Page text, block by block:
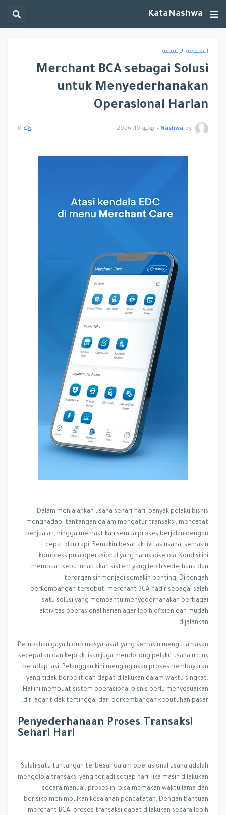
KataNashwa
الصفحة الرئيسية
Merchant BCA sebagai Solusi
untuk Menyederhanakan
Operasional Harian
by
Nashwa
• يونيو 10, 2026 0
Dalam menjalankan usaha sehari-hari, banyak pelaku bisnis
menghadapi tantangan dalam mengatur transaksi, mencatat
penjualan, hingga memastikan semua proses berjalan dengan
cepat dan rapi. Semakin besar aktivitas usaha, semakin
kompleks pula operasional yang harus dikelola. Kondisi ini
membuat kebutuhan akan sistem yang lebih sederhana dan
terorganisir menjadi semakin penting. Di tengah
perkembangan tersebut, merchant BCA hadir sebagai salah
satu solusi yang membantu menyederhanakan berbagai
aktivitas operasional harian agar lebih efisien dan mudah
dijalankan.
Perubahan gaya hidup masyarakat yang semakin mengutamakan
kecepatan dan kepraktisan juga mendorong pelaku usaha untuk
beradaptasi. Pelanggan kini menginginkan proses pembayaran
yang tidak berbelit dan dapat dilakukan dalam waktu singkat.
Hal ini membuat sistem operasional bisnis perlu menyesuaikan
diri agar tidak tertinggal dari perkembangan kebutuhan pasar.
Penyederhanaan Proses Transaksi
Sehari Hari
Salah satu tantangan terbesar dalam operasional usaha adalah
mengelola transaksi yang terjadi setiap hari. Jika masih dilakukan
secara manual, proses ini bisa memakan waktu lama dan
berisiko menimbulkan kesalahan pencatatan. Dengan bantuan
merchant BCA, proses transaksi dapat dilakukan secara lebih